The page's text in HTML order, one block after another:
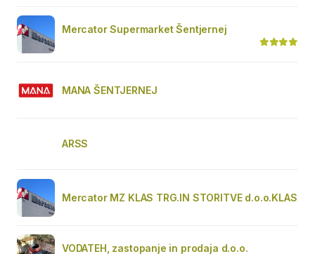
Mercator Supermarket Šentjernej
MANA ŠENTJERNEJ
ARSS
Mercator MZ KLAS TRG.IN STORITVE d.o.o.KLAS
VODATEH, zastopanje in prodaja d.o.o.